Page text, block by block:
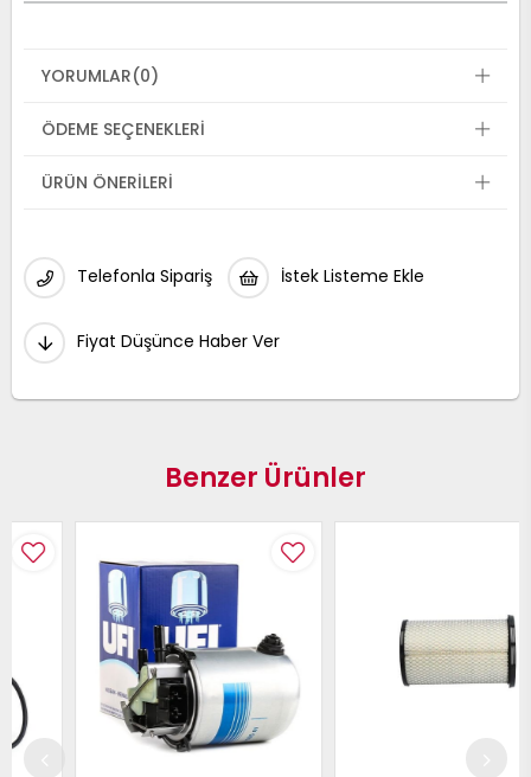
YORUMLAR(0)
ÖDEME SEÇENEKLERI
ÜRÜN ÖNERILERI
Telefonla Sipariş İstek Listeme Ekle
Fiyat Düşünce Haber Ver
Benzer Ürünler